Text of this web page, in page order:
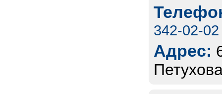
342-02-02
Адрес: